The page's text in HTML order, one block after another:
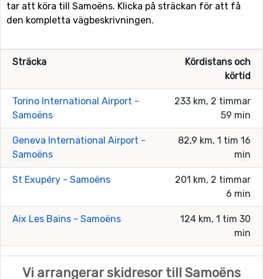
tar att köra till Samoëns. Klicka på sträckan för att få
den kompletta vägbeskrivningen.
Sträcka
Kördistans och
körtid
Torino International Airport -
Samoëns
233 km, 2 timmar
59 min
Geneva International Airport -
Samoëns
82,9 km, 1 tim 16
min
St Exupéry - Samoëns
201 km, 2 timmar
6 min
Aix Les Bains - Samoëns
124 km, 1 tim 30
min
Vi arrangerar skidresor till Samoëns